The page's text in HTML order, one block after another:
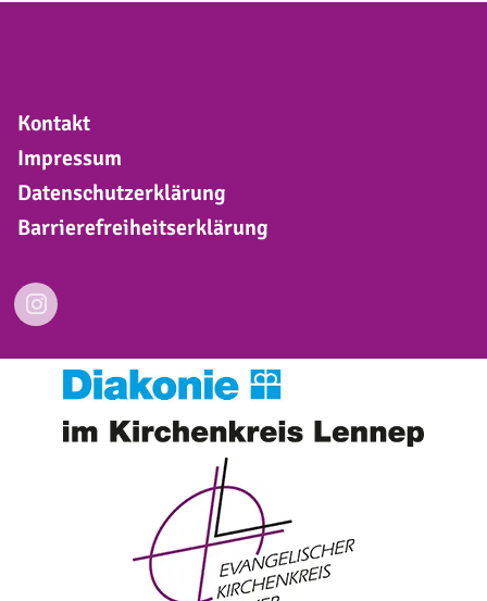
Kontakt
Impressum
Datenschutzerklärung
Barrierefreiheitserklärung